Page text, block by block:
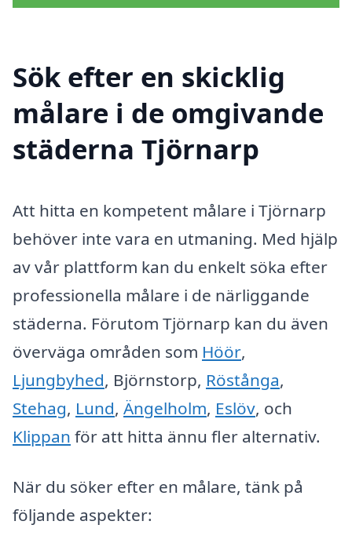
Sök efter en skicklig
målare i de omgivande
städerna Tjörnarp
Att hitta en kompetent målare i Tjörnarp
behöver inte vara en utmaning. Med hjälp
av vår plattform kan du enkelt söka efter
professionella målare i de närliggande
städerna. Förutom Tjörnarp kan du även
överväga områden som Höör,
Ljungbyhed, Björnstorp, Röstånga,
Stehag, Lund, Ängelholm, Eslöv, och
Klippan för att hitta ännu fler alternativ.
När du söker efter en målare, tänk på
följande aspekter: